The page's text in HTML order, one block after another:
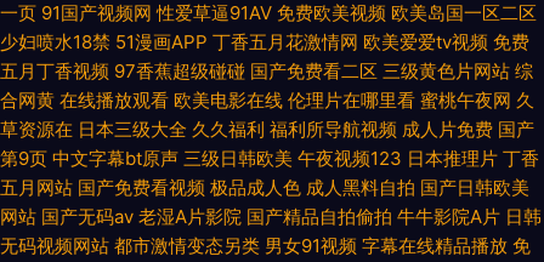
一页 91国产视频网 性爱草逼91AV 免费欧美视频 欧美岛国一区二区
少妇喷水18禁 51漫画APP 丁香五月花激情网 欧美爱爱tv视频 免费
五月丁香视频 97香蕉超级碰碰 国产免费看二区 三级黄色片网站 综
合网黄 在线播放观看 欧美电影在线 伦理片在哪里看 蜜桃午夜网 久
草资源在 日本三级大全 久久福利 福利所导航视频 成人片免费 国产
第9页 中文字幕bt原声 三级日韩欧美 午夜视频123 日本推理片 丁香
五月网站 国产免费看视频 极品成人色 成人黑料自拍 国产日韩欧美
网站 国产无码av 老湿A片影院 国产精品自拍偷拍 牛牛影院A片 日韩
无码视频网站 都市激情变态另类 男女91视频 字幕在线精品播放 免